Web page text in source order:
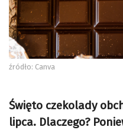
źródło: Canva
Święto czekolady
lipca. Dlaczego?